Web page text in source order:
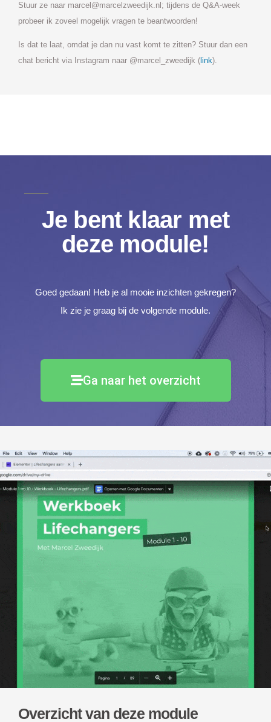
Stuur ze naar marcel@marcelzweedijk.nl; tijdens de Q&A-week
probeer ik zoveel mogelijk vragen te beantwoorden!
Is dat te laat, omdat je dan nu vast komt te zitten? Stuur dan een
chat bericht via Instagram naar @marcel_zweedijk ( link).
Je bent klaar met
deze module!
Goed gedaan! Heb je al mooie inzichten gekregen?
Ik zie je graag bij de volgende module.
Ga naar het overzicht
Overzicht van deze module